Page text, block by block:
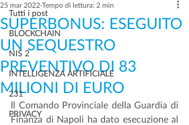
Tutti i post
BLOCKCHAIN
NIS 2
INTELLIGENZA ARTIFICIALE
231
PRIVACY
SUPERBONUS: ESEGUITO
UN SEQUESTRO
PREVENTIVO DI 83
MILIONI DI EURO
25 mar 2022 Tempo di lettura: 2 min
Il Comando Provinciale della Guardia di
Finanza di Napoli ha dato esecuzione al